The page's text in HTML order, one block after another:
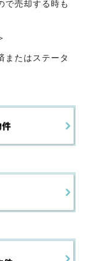
で売却する時も
またはステータ